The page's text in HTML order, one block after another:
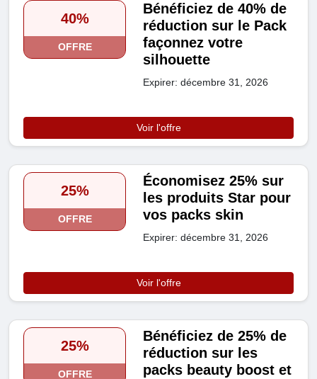
40%
OFFRE
Bénéficiez de 40% de
réduction sur le Pack
façonnez votre
silhouette
Expirer: décembre 31, 2026
Voir l'offre
25%
OFFRE
Économisez 25% sur
les produits Star pour
vos packs skin
Expirer: décembre 31, 2026
Voir l'offre
25%
OFFRE
Bénéficiez de 25% de
réduction sur les
packs beauty boost et